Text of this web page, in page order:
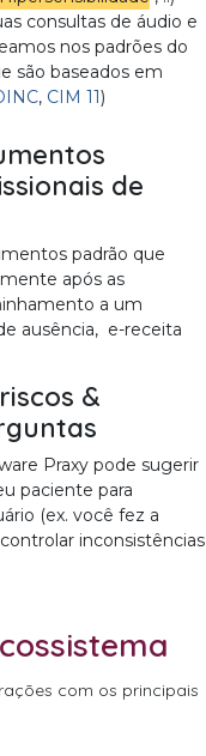
consultas de áudio e
nos padrões do
são baseados em
, CIM 11)
de
padrão que
após as
a um
ausência, e-receita
&
Praxy pode sugerir
paciente para
(ex. você fez a
inconsistências
com os principais